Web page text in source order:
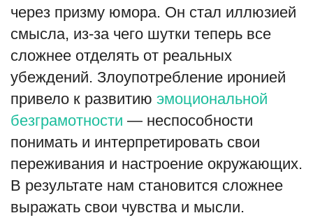
через призму юмора. Он стал иллюзией
смысла, из-за чего шутки теперь все
сложнее отделять от реальных
убеждений. Злоупотребление иронией
привело к развитию эмоциональной
безграмотности — неспособности
понимать и интерпретировать свои
переживания и настроение окружающих.
В результате нам становится сложнее
выражать свои чувства и мысли.